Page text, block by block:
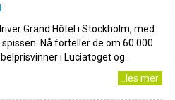
Grand Hôtel i Stockholm, med
Nå forteller de om 60.000
i Luciatoget og..
..les mer